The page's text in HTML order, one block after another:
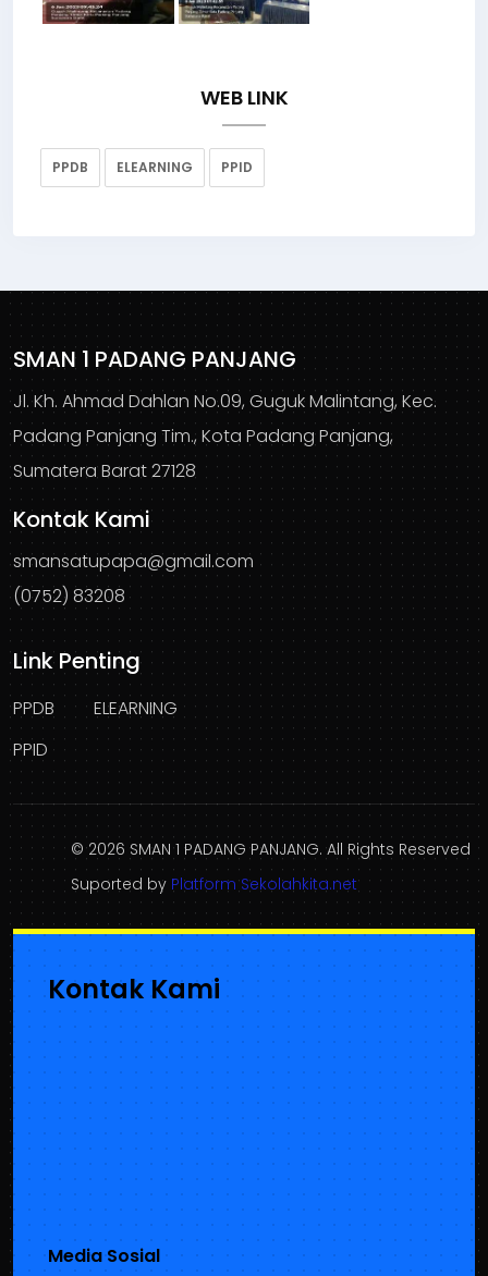
WEB LINK
PPDB ELEARNING PPID
SMAN 1 PADANG PANJANG
Jl. Kh. Ahmad Dahlan No.09, Guguk Malintang, Kec.
Padang Panjang Tim., Kota Padang Panjang,
Sumatera Barat 27128
Kontak Kami
smansatupapa@gmail.com
(0752) 83208
Link Penting
PPDB
ELEARNING
PPID
© 2026 SMAN 1 PADANG PANJANG. All Rights Reserved
Suported by Platform Sekolahkita.net
Kontak Kami
Media Sosial